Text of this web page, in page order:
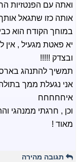
ואתה עם הפנטזיות
אותה כזו שתגאל
במוחך הקודח הוא
יא פאטת מגעיל , אין
ובצדק !!!!!
תמשיך להתנהג
אני נגעלת ממך
איחחחחח
וכן , חרגתי ממנהגי
מאוד !
תגובה מהירה